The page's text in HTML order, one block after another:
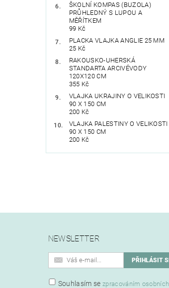
ŠKOLNÍ KOMPAS (BUZOLA)
PRŮHLEDNÝ S LUPOU A
MĚŘÍTKEM
99 Kč
PLACKA VLAJKA ANGLIE 25 MM
25 Kč
RAKOUSKO-UHERSKÁ
STANDARTA ARCIVÉVODY
120X120 CM
355 Kč
VLAJKA UKRAJINY O VELIKOSTI
90 X 150 CM
200 Kč
VLAJKA PALESTINY O VELIKOSTI
90 X 150 CM
200 Kč
NEWSLETTER
Souhlasím se zpracováním osobních